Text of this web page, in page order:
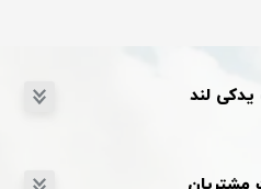
یدکی لند